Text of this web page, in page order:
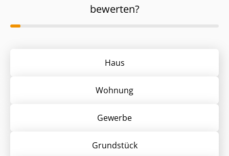
bewerten?
Haus
Wohnung
Gewerbe
Grund­stück